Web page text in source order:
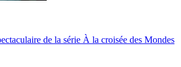
de la série À la croisée des Mondes